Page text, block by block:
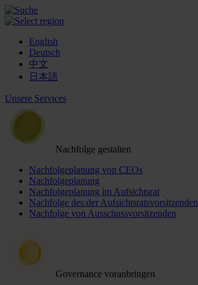
English
Deutsch
中文
日本語
Unsere Services
Nachfolge gestalten
Nachfolgeplanung von CEOs
Nachfolgeplanung
Nachfolgeplanung im Aufsichtsrat
Nachfolge des:der Aufsichtsratsvorsitzenden
Nachfolge von Ausschussvorsitzenden
Governance voranbringen